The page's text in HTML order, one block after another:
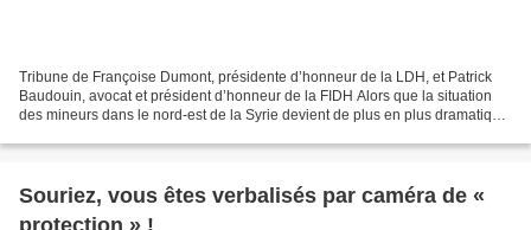
Tribune de Françoise Dumont, présidente d’honneur de la LDH, et Patrick
Baudouin, avocat et président d’honneur de la FIDH Alors que la situation
des mineurs dans le nord-est de la Syrie devient de plus en plus dramatique,
Souriez, vous êtes verbalisés par caméra de «
protection » !